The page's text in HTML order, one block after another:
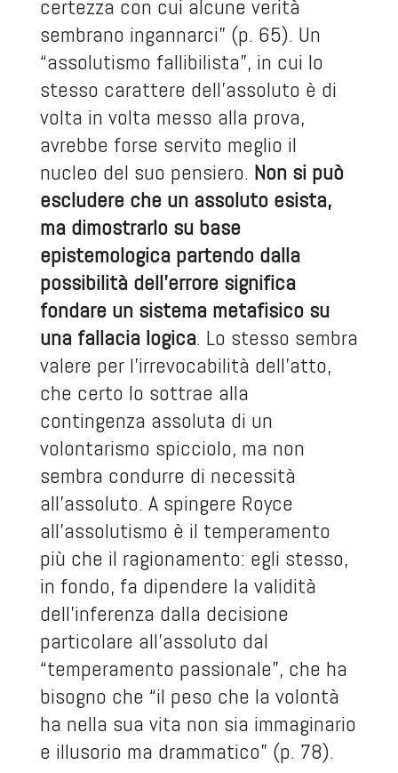
certezza con cui alcune verità
sembrano ingannarci” (p. 65). Un
“assolutismo fallibilista”, in cui lo
stesso carattere dell’assoluto è di
volta in volta messo alla prova,
avrebbe forse servito meglio il
nucleo del suo pensiero. Non si può
escludere che un assoluto esista,
ma dimostrarlo su base
epistemologica partendo dalla
possibilità dell’errore significa
fondare un sistema metafisico su
una fallacia logica. Lo stesso sembra
valere per l’irrevocabilità dell’atto,
che certo lo sottrae alla
contingenza assoluta di un
volontarismo spicciolo, ma non
sembra condurre di necessità
all’assoluto. A spingere Royce
all’assolutismo è il temperamento
più che il ragionamento: egli stesso,
in fondo, fa dipendere la validità
dell’inferenza dalla decisione
particolare all’assoluto dal
“temperamento passionale”, che ha
bisogno che “il peso che la volontà
ha nella sua vita non sia immaginario
e illusorio ma drammatico” (p. 78).